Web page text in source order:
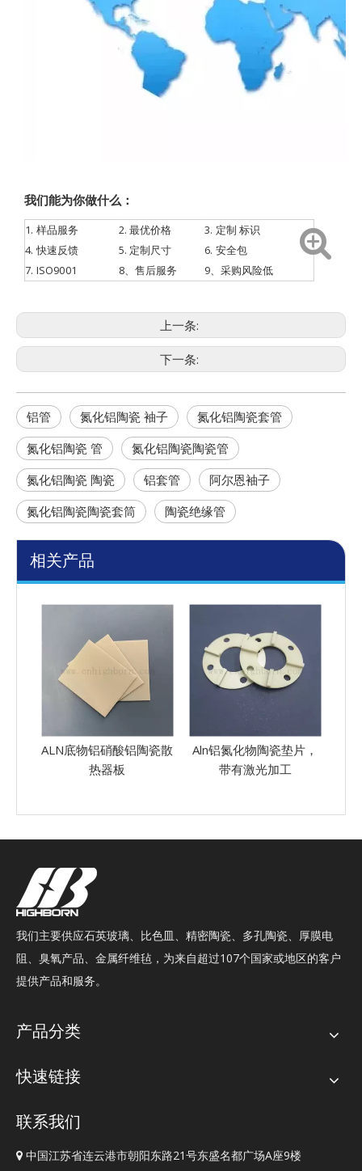
我们能为你做什么：
1. 样品服务 2. 最优价格 3. 定制 标识
4.快速反馈 5. 定制尺寸
6. 安全包
7. ISO9001 8、售后服务 9、采购风险低
上一条:
下一条:
铝管 氮化铝陶瓷 袖子
氮化铝陶瓷套管
氮化铝陶瓷 管
氮化铝陶瓷陶瓷管
氮化铝陶瓷 陶瓷
铝套管
阿尔恩袖子
氮化铝陶瓷陶瓷套筒
陶瓷绝缘管
相关产品
Aln铝氮化物陶瓷垫片，
带有激光加工
良好的热导率ain 氮化铝
陶瓷陶瓷绝缘杆
我们主要供应石英玻璃、比色皿、精密陶瓷、多孔陶瓷、厚膜电
阻、臭氧产品、金属纤维毡，为来自超过107个国家或地区的客户
提供产品和服务。
产品分类
快速链接
联系我们
 中国江苏省连云港市朝阳东路21号东盛名都广场A座9楼